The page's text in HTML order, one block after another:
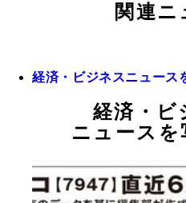
関連ニ
経済・ビジネスニュース
経済・ビ
ニュースを